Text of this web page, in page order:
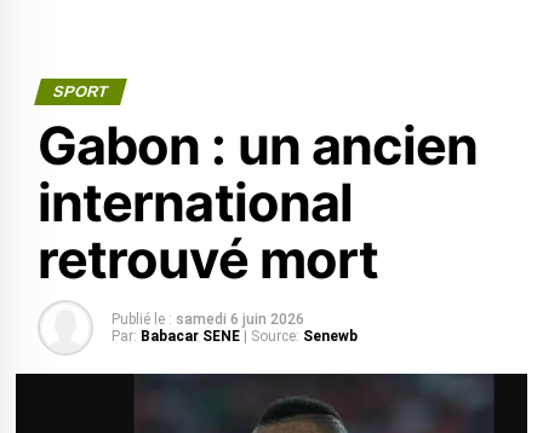
SPORT
Gabon : un ancien
international
retrouvé mort
Publié le : samedi 6 juin 2026
Par: Babacar SENE | Source: Senewb